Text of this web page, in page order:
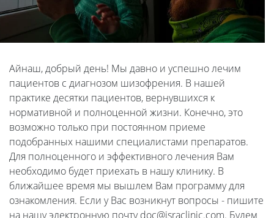
Айнаш, добрый день! Мы давно и успешно лечим
пациентов с диагнозом шизофрения. В нашей
практике десятки пациентов, вернувшихся к
нормативной и полноценной жизни. Конечно, это
возможно только при постоянном приеме
подобранных нашими специалистами препаратов.
Для полноценного и эффективного лечения Вам
необходимо будет приехать в нашу клинику. В
ближайшее время мы вышлем Вам программу для
ознакомления. Если у Вас возникнут вопросы - пишите
на нашу электронную почту doc@israclinic.com. Будем